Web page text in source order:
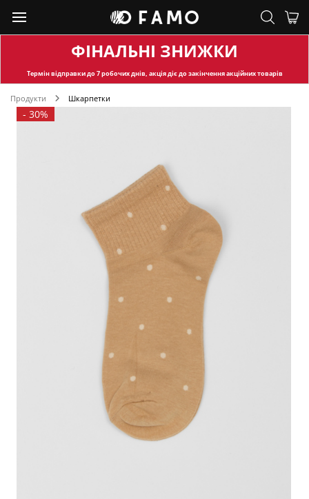
ФІНАЛЬНІ ЗНИЖКИ
Термін відправкидо 7 робочих днів, акція діє до закінчення акційних товарів
Продукти Шкарпетки
- 30%